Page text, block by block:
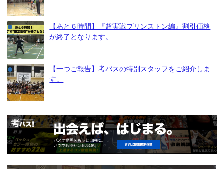
【あと６時間】『超実戦プリンストン編』割引価格
が終了となります。
【一つご報告】考バスの特別スタッフをご紹介しま
す。